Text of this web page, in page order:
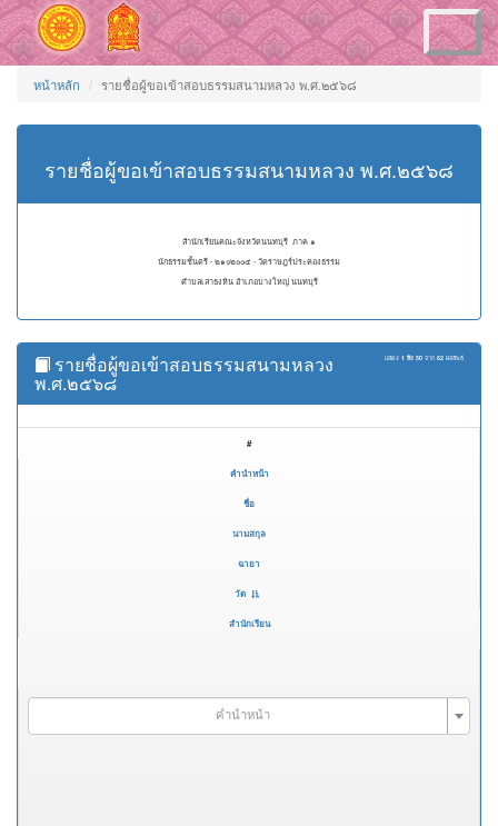
Toggle
navigation
หน้าหลัก รายชื่อผู้ขอเข้าสอบธรรมสนามหลวง พ.ศ.๒๕๖๘
รายชื่อผู้ขอเข้าสอบธรรมสนามหลวง พ.ศ.๒๕๖๘
สำนักเรียนคณะจังหวัดนนทบุรี ภาค ๑
นักธรรมชั้นตรี - ๒๑๐๒๐๐๕ - วัดราษฎร์ประคองธรรม
ตำบลเสาธงหิน อำเภอบางใหญ่ นนทบุรี
แสดง 1 ถึง 50 จาก 62 ผลลัพธ์
รายชื่อผู้ขอเข้าสอบธรรมสนามหลวง
พ.ศ.๒๕๖๘
#
คำนำหน้า
ชื่อ
นามสกุล
ฉายา
วัด
สำนักเรียน
คำนำหน้า